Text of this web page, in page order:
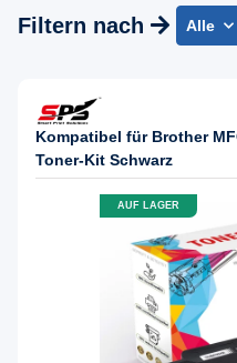
Filtern nach Alle
Kompatibel für Brother
Toner-Kit Schwarz
AUF LAGER